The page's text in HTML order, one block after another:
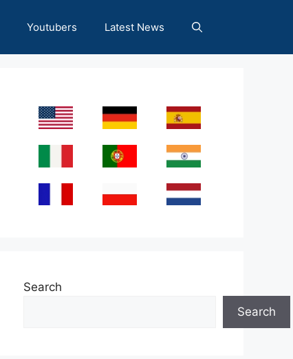
Youtubers Latest News
Search
Search